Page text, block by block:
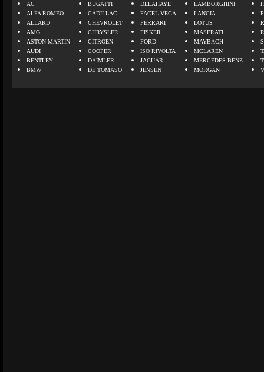
AC
ALFA ROMEO
ALLARD
AMG
ASTON MARTIN
AUDI
BENTLEY
BMW
BUGATTI
CADILLAC
CHEVROLET
CHRYSLER
CITROEN
COOPER
DAIMLER
DE TOMASO
DELAHAYE
FACEL VEGA
FERRARI
FISKER
FORD
ISO RIVOLTA
JAGUAR
JENSEN
LAMBORGHINI
LANCIA
LOTUS
MASERATI
MAYBACH
MCLAREN
MERCEDES BENZ
MORGAN